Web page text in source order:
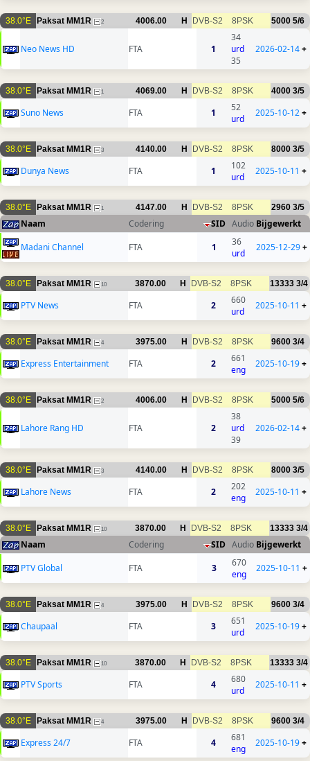
38.0°E Paksat MM1R 2 4006.00 H DVB-S2 8PSK 5000 5/6
Neo News HD FTA 1
34
urd
35
2026-02-14+
38.0°E Paksat MM1R 1 4069.00 H DVB-S2 8PSK 4000 3/5
Suno News FTA 1
52
urd
2025-10-12+
38.0°E Paksat MM1R 3 4140.00 H DVB-S2 8PSK 8000 3/5
Dunya News FTA 1
102
urd
2025-10-11 +
38.0°E Paksat MM1R 1 4147.00 H DVB-S2 8PSK 2960 3/5
Naam Codering SID Audio Bijgewerkt
Madani Channel
FTA 1
36
urd
2025-12-29+
38.0°E Paksat MM1R 10 3870.00 H DVB-S2 8PSK 13333 3/4
PTV News FTA 2
660
urd
2025-10-11 +
38.0°E Paksat MM1R 4 3975.00 H DVB-S2 8PSK 9600 3/4
Express Entertainment FTA 2
661
eng
2025-10-19+
38.0°E Paksat MM1R 2 4006.00 H DVB-S2 8PSK 5000 5/6
Lahore Rang HD FTA 2
38
urd
39
2026-02-14+
38.0°E Paksat MM1R 3 4140.00 H DVB-S2 8PSK 8000 3/5
Lahore News FTA 2
202
eng
2025-10-11 +
38.0°E Paksat MM1R 10 3870.00 H DVB-S2 8PSK 13333 3/4
Naam Codering SID Audio Bijgewerkt
PTV Global
FTA 3
670
eng
2025-10-11 +
38.0°E Paksat MM1R 4 3975.00 H DVB-S2 8PSK 9600 3/4
Chaupaal FTA 3
651
urd
2025-10-19+
38.0°E Paksat MM1R 10 3870.00 H DVB-S2 8PSK 13333 3/4
PTV Sports FTA 4
680
urd
2025-10-11 +
38.0°E Paksat MM1R 4 3975.00 H DVB-S2 8PSK 9600 3/4
Express 24/7 FTA 4
681
eng
2025-10-19+